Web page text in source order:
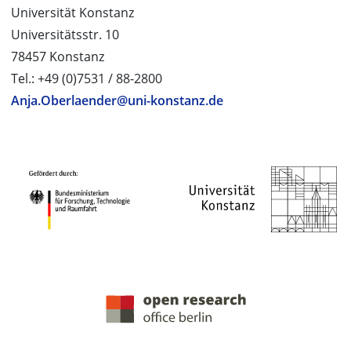
Universität Konstanz
Universitätsstr. 10
78457 Konstanz
Tel.: +49 (0)7531 / 88-2800
Anja.Oberlaender@uni-konstanz.de